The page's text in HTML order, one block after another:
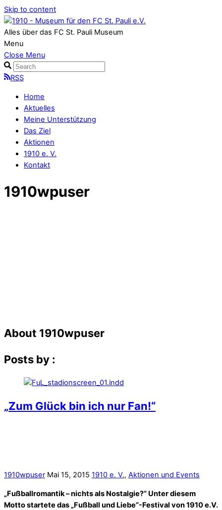
Skip to content
Alles über das FC St. Pauli Museum
Menu
Close Menu
RSS
Home
Aktuelles
Meine Unterstützung
Das Ziel
Aktionen
1910 e. V.
Kontakt
1910wpuser
About 1910wpuser
Posts by :
„Zum Glück bin ich nur Fan!“
1910wpuser Mai 15, 2015 1910 e. V., Aktionen und Events
„Fußballromantik – nichts als Nostalgie?“ Unter diesem
Motto startete das „Fußball und Liebe“-Festival von 1910 e.V.